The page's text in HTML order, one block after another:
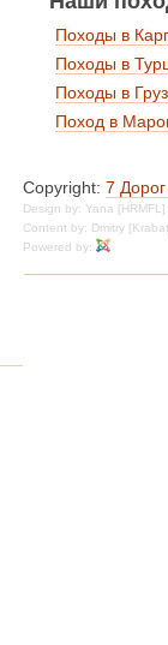
Походы в
Походы в
Походы в
Поход в
Copyright: 7
Design by: Yana
Content by: Dmitry
Powered by: